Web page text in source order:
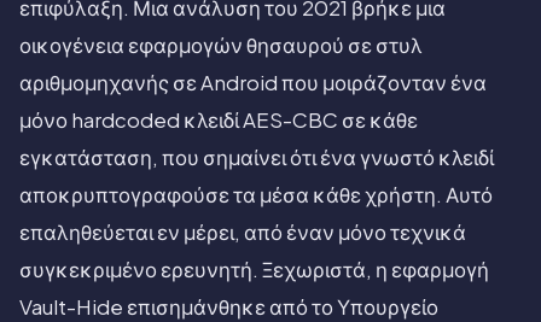
επιφύλαξη. Μια ανάλυση του 2021 βρήκε μια
οικογένεια εφαρμογών θησαυρού σε στυλ
αριθμομηχανής σε Android που μοιράζονταν ένα
μόνο hardcoded κλειδί AES-CBC σε κάθε
εγκατάσταση, που σημαίνει ότι ένα γνωστό κλειδί
αποκρυπτογραφούσε τα μέσα κάθε χρήστη. Αυτό
επαληθεύεται εν μέρει, από έναν μόνο τεχνικά
συγκεκριμένο ερευνητή. Ξεχωριστά, η εφαρμογή
Vault-Hide επισημάνθηκε από το Υπουργείο